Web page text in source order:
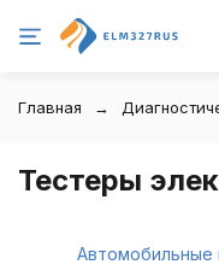
Главная
Тестеры
Автомобильные